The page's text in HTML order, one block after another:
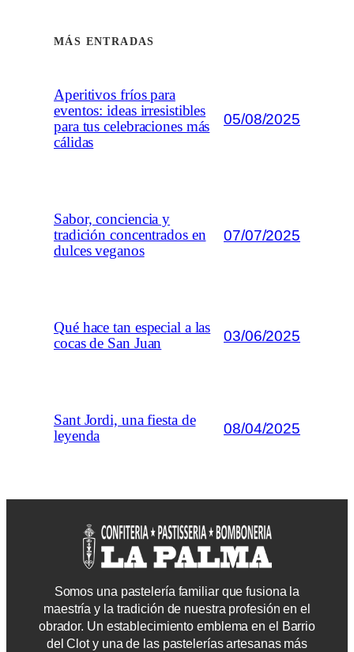
MÁS ENTRADAS
Aperitivos fríos para
eventos: ideas irresistibles
para tus celebraciones más
cálidas
05/08/2025
Sabor, conciencia y
tradición concentrados en
dulces veganos
07/07/2025
Qué hace tan especial a las
cocas de San Juan
03/06/2025
Sant Jordi, una fiesta de
leyenda
08/04/2025
Somos una pastelería familiar que fusiona la
maestría y la tradición de nuestra profesión en el
obrador. Un establecimiento emblema en el Barrio
del Clot y una de las pastelerías artesanas más